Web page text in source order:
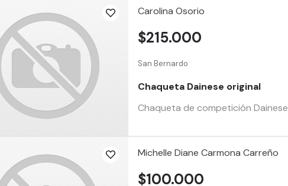
Carolina Osorio
San Bernardo
Chaqueta Dainese original
Chaqueta de competición
$215.000
Michelle Diane Carmona Carreño
$100.000